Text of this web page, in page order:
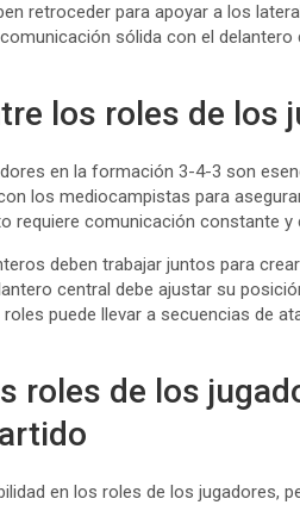
retroceder para apoyar a los
sólida con el
los roles de los
en la formación 3-4-3 son
los mediocampistas para
requiere comunicación constante
deben trabajar juntos para
central debe ajustar su
puede llevar a secuencias de
roles de los
en los roles de los jugadores,